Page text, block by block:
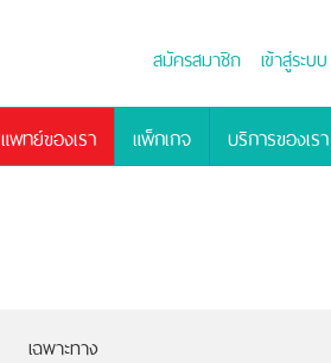
สมัครสมาชิก เข้าสู่ระบบ
แพทย์ของเรา แพ็กเกจ บริการของเรา
เฉพาะทาง